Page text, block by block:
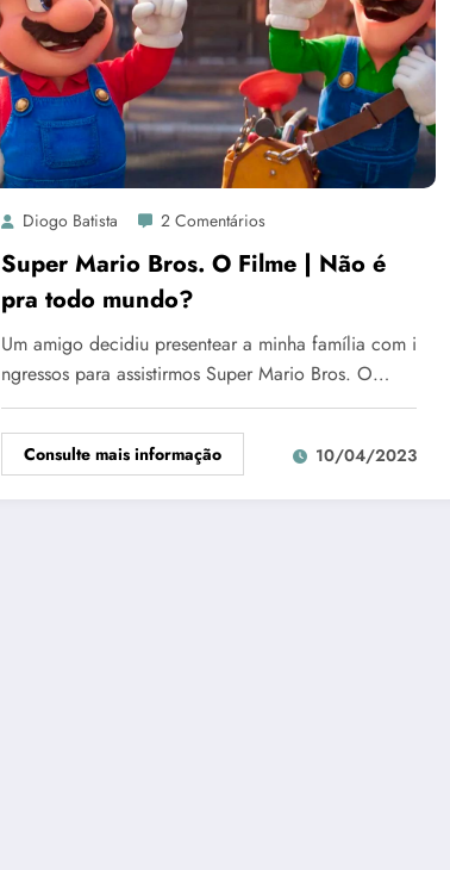
Diogo Batista 2 Comentários
Super Mario Bros. O Filme | Não é
pra todo mundo?
Um amigo decidiu presentear a minha família com i
ngressos para assistirmos Super Mario Bros. O…
Consulte mais informação 10/04/2023